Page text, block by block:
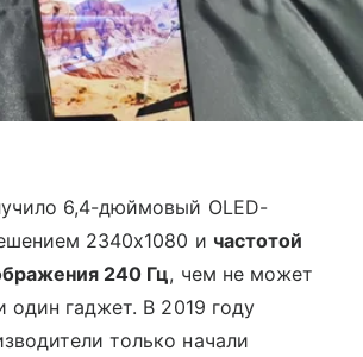
6,4-дюймовый OLED-
2340x1080 и частотой
240 Гц, чем не может
один гаджет. В 2019 году
только начали